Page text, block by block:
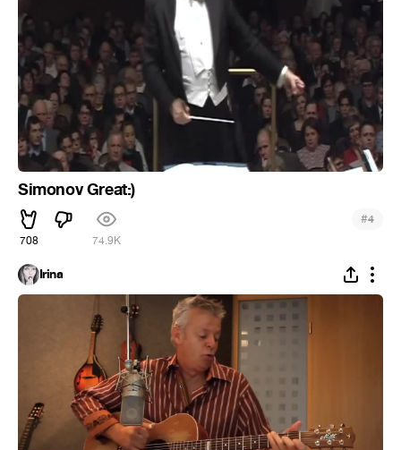
Simonov Great:)
708 74.9K
#4
Irina